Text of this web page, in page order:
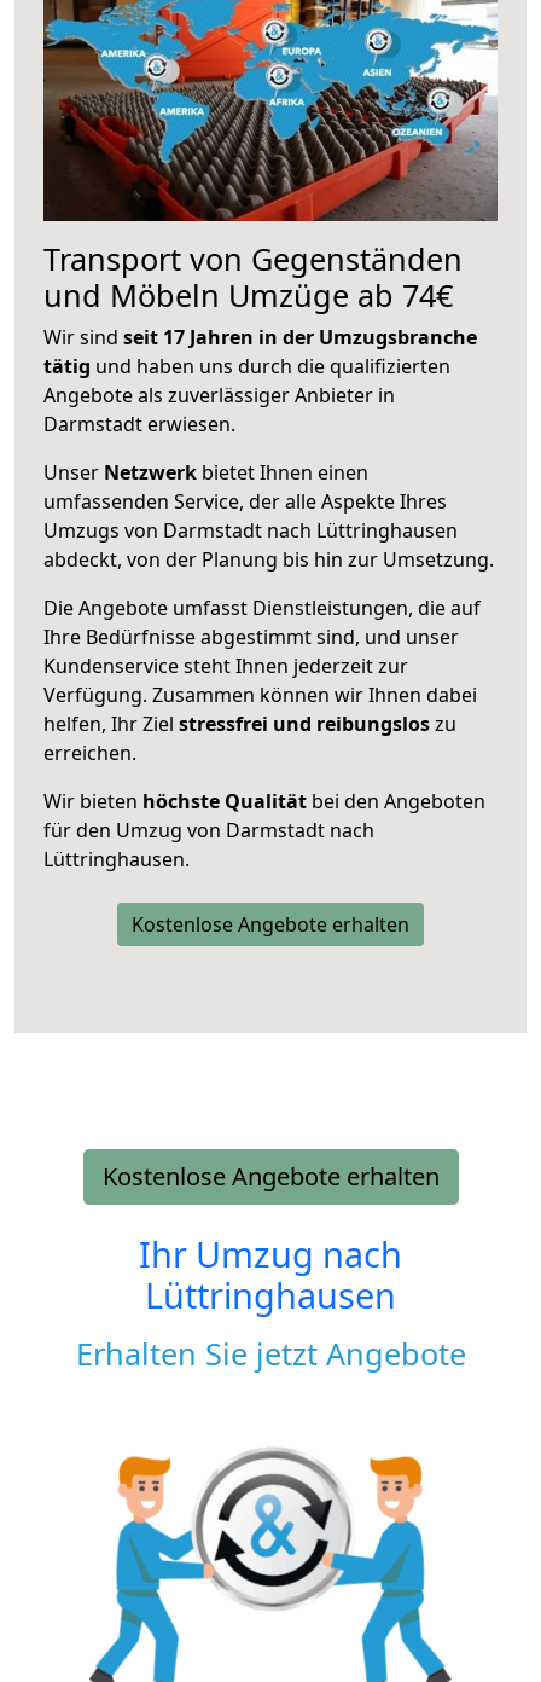
Transport von Gegenständen
und Möbeln Umzüge ab 74€
Wir sind seit 17 Jahren in der Umzugsbranche
tätig und haben uns durch die qualifizierten
Angebote als zuverlässiger Anbieter in
Darmstadt erwiesen.
Unser Netzwerk bietet Ihnen einen
umfassenden Service, der alle Aspekte Ihres
Umzugs von Darmstadt nach Lüttringhausen
abdeckt, von der Planung bis hin zur Umsetzung.
Die Angebote umfasst Dienstleistungen, die auf
Ihre Bedürfnisse abgestimmt sind, und unser
Kundenservice steht Ihnen jederzeit zur
Verfügung. Zusammen können wir Ihnen dabei
helfen, Ihr Ziel stressfrei und reibungsloszu
erreichen.
Wir bieten höchste Qualität bei den Angeboten
für den Umzug von Darmstadt nach
Lüttringhausen.
Kostenlose Angebote erhalten
Kostenlose Angebote erhalten
Ihr Umzug nach
Lüttringhausen
Erhalten Sie jetzt Angebote